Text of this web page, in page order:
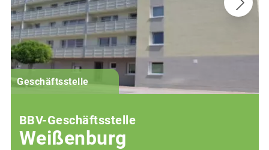
Geschäftsstelle
BBV-Geschäftsstelle
Weißenburg